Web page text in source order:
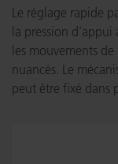
Le réglage rapide
la pression
les mouvements
nuancés. Le
peut être fixé dans